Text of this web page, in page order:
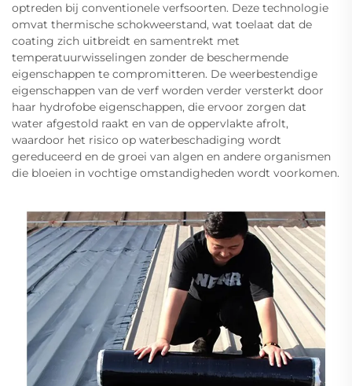
optreden bij conventionele verfsoorten. Deze technologie
omvat thermische schokweerstand, wat toelaat dat de
coating zich uitbreidt en samentrekt met
temperatuurwisselingen zonder de beschermende
eigenschappen te compromitteren. De weerbestendige
eigenschappen van de verf worden verder versterkt door
haar hydrofobe eigenschappen, die ervoor zorgen dat
water afgestold raakt en van de oppervlakte afrolt,
waardoor het risico op waterbeschadiging wordt
gereduceerd en de groei van algen en andere organismen
die bloeien in vochtige omstandigheden wordt voorkomen.